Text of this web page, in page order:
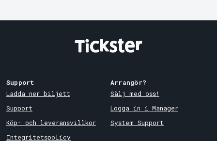
Support
Ladda ner biljett
Support
Köp- och leveransvillkor
Integritetspolicy
Arrangör?
Sälj med oss!
Logga in i Manager
System Support